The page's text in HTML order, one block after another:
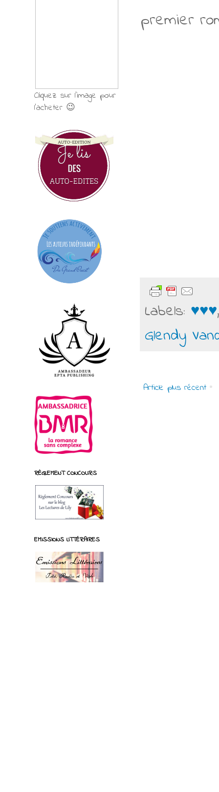
premier
Labels: ♥♥♥
Glendy
Article plus récent
Cliquez sur l'image pour
l'acheter 😉
RÈGLEMENT CONCOURS
EMISSIONS LITTÉRAIRES